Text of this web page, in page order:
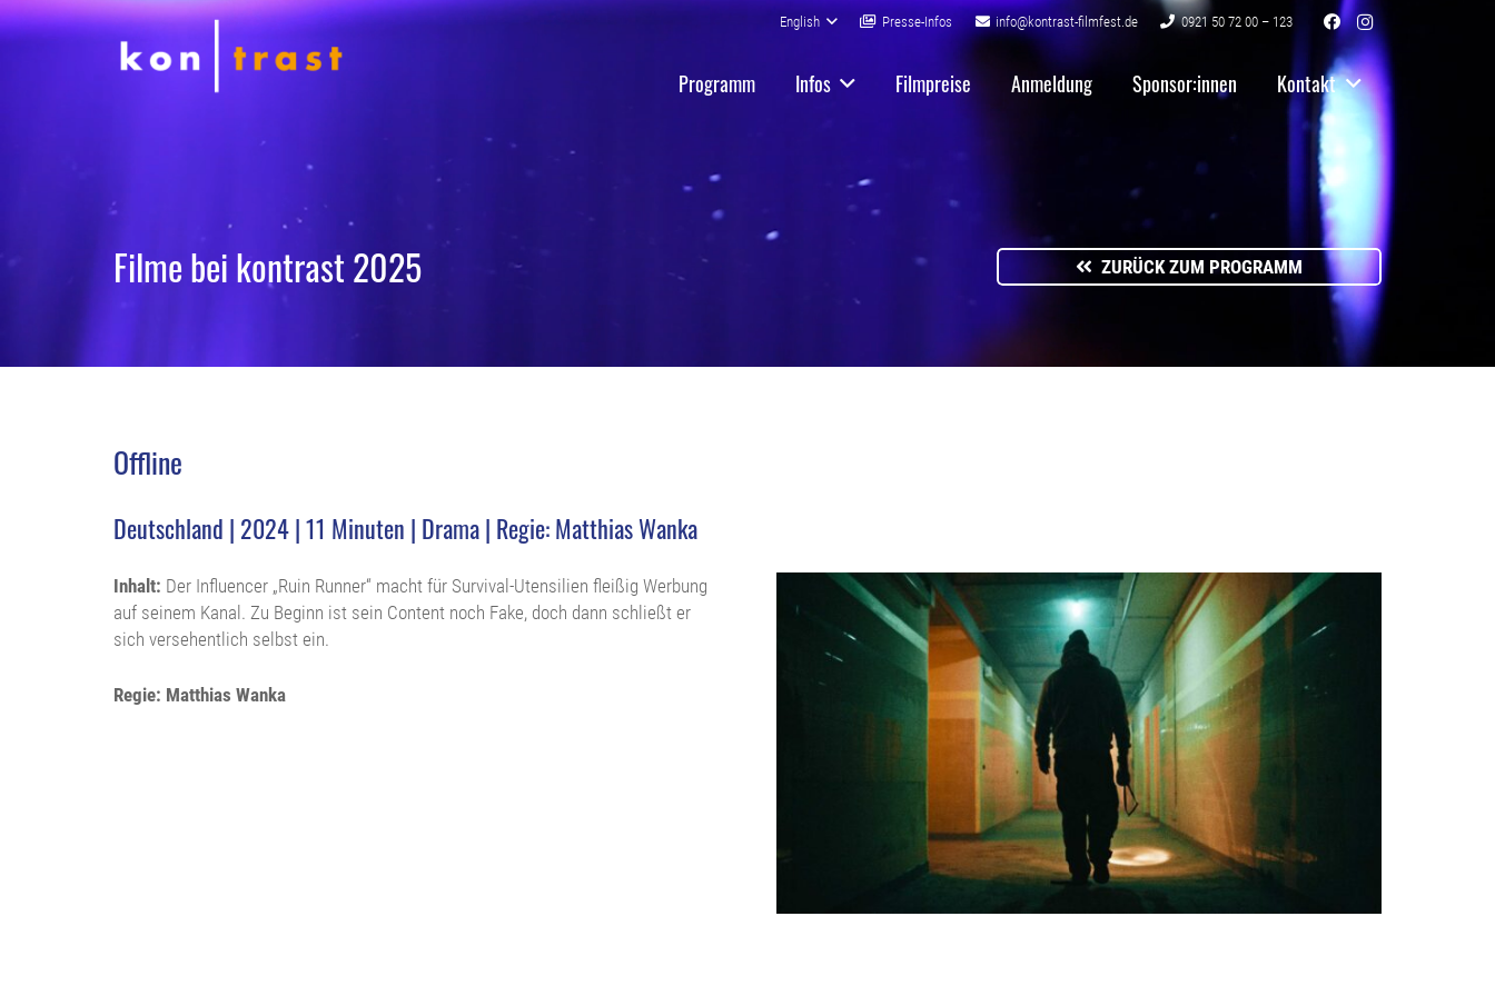
English Presse-Infos info@kontrast-filmfest.de 0921 50 72 00 – 123
Programm Infos Filmpreise Anmeldung Sponsor:innen Kontakt
Filme bei kontrast 2025 ZURÜCK ZUM PROGRAMM
Offline
Deutschland | 2024 | 11 Minuten | Drama | Regie: Matthias Wanka
Inhalt: Der Influencer „Ruin Runner“ macht für Survival-Utensilien fleißig Werbung
auf seinem Kanal. Zu Beginn ist sein Content noch Fake, doch dann schließt er
sich versehentlich selbst ein.
Regie: Matthias Wanka